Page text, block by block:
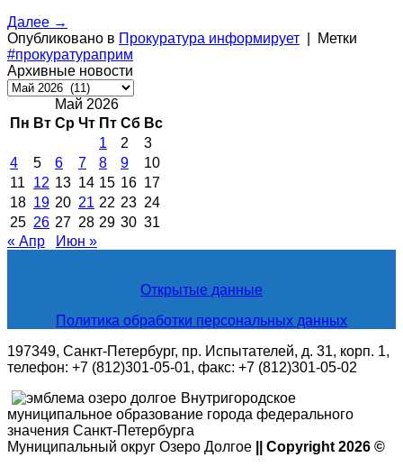
Далее →
Опубликовано в Прокуратура информирует
Метки
#прокуратураприм
Архивные новости
Архивные
новостиМай 2026
Пн Вт Ср Чт Пт Сб Вс
1
2
3
4
5 6 7 8 9
10
11
12 13 14 15 16 17
18 19 20 21 22 23 24
25 26 27 28 29 30 31
« Апр
Июн »
Открытые данные
Политика обработки персональных данных
197349, Санкт-Петербург, пр. Испытателей, д. 31, корп. 1,
телефон: +7 (812)301-05-01, факс: +7 (812)301-05-02
Внутригородское
муниципальное образование города федерального
значения Санкт-Петербурга
Муниципальный округ Озеро Долгое
|| Copyright 2026 ©